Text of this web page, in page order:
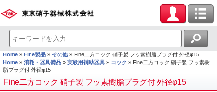
Home Fine製品 その他
Fine二方コック 硝子製 フッ素樹脂プラグ付 外径φ15
Home
消耗・器具備品 実験用補助器具 コック
Fine二方コック 硝子製 フッ素樹
脂プラグ付 外径φ15
Fine二方コック 硝子製 フッ素樹脂プラグ付 外径φ15